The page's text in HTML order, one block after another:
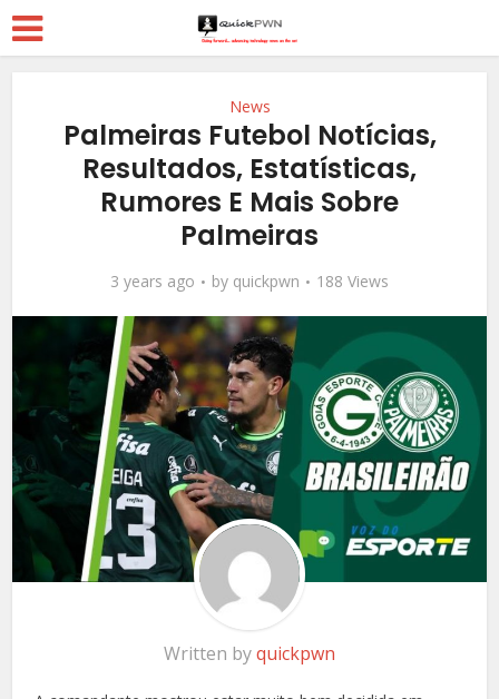
News
Palmeiras Futebol Notícias,
Resultados, Estatísticas,
Rumores E Mais Sobre
Palmeiras
3 years ago by quickpwn 188 Views
Written byquickpwn